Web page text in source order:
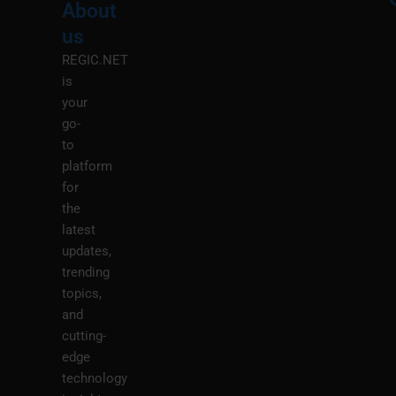
About
us
REGIC.NET
is
your
go-
to
platform
for
the
latest
updates,
trending
topics,
and
cutting-
edge
technology